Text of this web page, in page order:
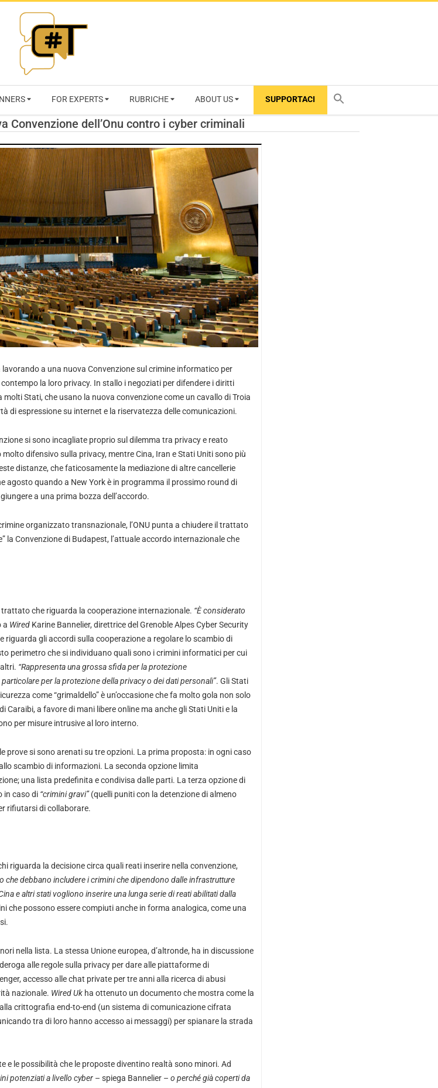
RIVISTA
CYBERSECURITY
TRENDS
FOR EXPERTS RUBRICHE ABOUT US SUPPORTACI
Convenzione dell’Onu contro i cyber criminali
lavorando a una nuova Convenzione sul crimine informatico per
la loro privacy. In stallo i negoziati per difendere i diritti
Stati, che usano la nuova convenzione come un cavallo di Troia
di espressione su internet e la riservatezza delle comunicazioni.
si sono incagliate proprio sul dilemma tra privacy e reato
difensivo sulla privacy, mentre Cina, Iran e Stati Uniti sono più
distanze, che faticosamente la mediazione di altre cancellerie
agosto quando a New York è in programma il prossimo round di
a una prima bozza dell’accordo.
organizzato transnazionale, l’ONU punta a chiudere il trattato
la Convenzione di Budapest, l’attuale accordo internazionale che
che riguarda la cooperazione internazionale. “È considerato
a WiredKarine Bannelier, direttrice del Grenoble Alpes Cyber Security
riguarda gli accordi sulla cooperazione a regolare lo scambio di
perimetro che si individuano quali sono i crimini informatici per cui
“Rappresenta una grossa sfida per la protezione
particolare per la protezione della privacy o dei dati personali”. Gli Stati
come “grimaldello” è un’occasione che fa molto gola non solo
Caraibi, a favore di mani libere online ma anche gli Stati Uniti e la
per misure intrusive al loro interno.
prove si sono arenati su tre opzioni. La prima proposta: in ogni caso
scambio di informazioni. La seconda opzione limita
una lista predefinita e condivisa dalle parti. La terza opzione di
in caso di “crimini gravi”(quelli puniti con la detenzione di almeno
rifiutarsi di collaborare.
riguarda la decisione circa quali reati inserire nella convenzione,
che debbano includere i crimini che dipendono dalle infrastrutture
e altri stati vogliono inserire una lunga serie di reati abilitati dalla
che possono essere compiuti anche in forma analogica, come una
nella lista. La stessa Unione europea, d’altronde, ha in discussione
alle regole sulla privacy per dare alle piattaforme di
accesso alle chat private per tre anni alla ricerca di abusi
nazionale. Wired Ukha ottenuto un documento che mostra come la
crittografia end-to-end (un sistema di comunicazione cifrata
tra di loro hanno accesso ai messaggi) per spianare la strada
e le possibilità che le proposte diventino realtà sono minori. Ad
potenziati a livello cyber– spiega Bannelier – o perché già coperti da